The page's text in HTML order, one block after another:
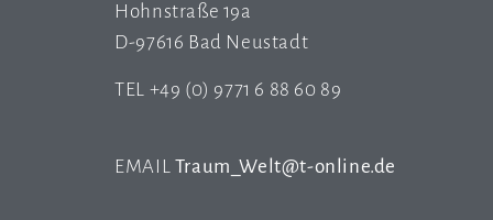
Hohnstraße 19a
D-97616 Bad Neustadt
TEL +49 (0) 9771 6 88 60 89
EMAIL Traum_Welt@t-online.de